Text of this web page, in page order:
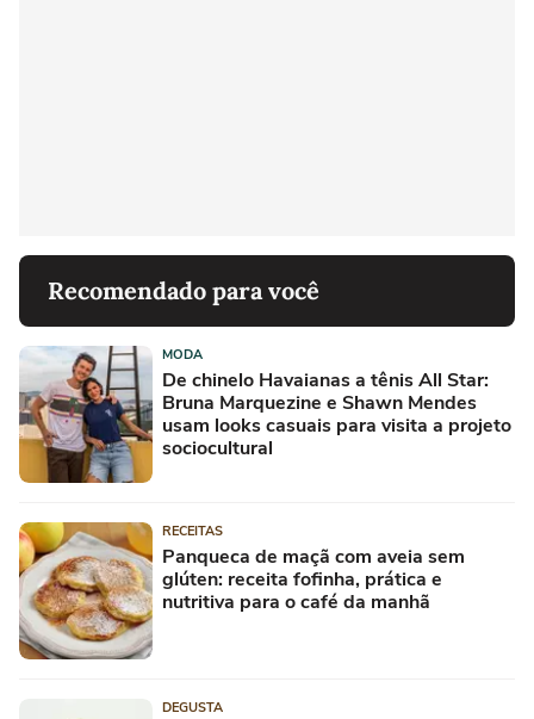
Recomendado para você
MODA
De chinelo Havaianas a tênis All Star:
Bruna Marquezine e Shawn Mendes
usam looks casuais para visita a projeto
sociocultural
RECEITAS
Panqueca de maçã com aveia sem
glúten: receita fofinha, prática e
nutritiva para o café da manhã
DEGUSTA